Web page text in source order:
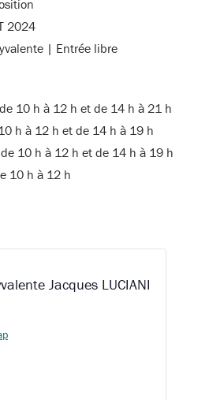
2024
| Entrée libre
10 h à 12 h et de 14 h à 21 h
h à 12 h et de 14 h à 19 h
10 h à 12 h et de 14 h à 19 h
10 h à 12 h
Jacques LUCIANI